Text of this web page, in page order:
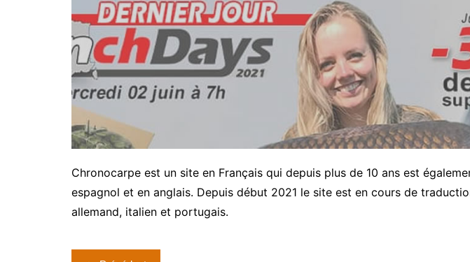
Chronocarpe est un site en Français qui depuis plus de 10 ans est
espagnol et en anglais. Depuis début 2021 le site est en cours de
allemand, italien et portugais.